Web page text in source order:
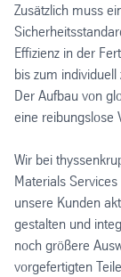
Zusätzlich muss
Effizienz in der
bis zum
Der Aufbau von
eine reibungslose
Wir bei
Materials
unsere Kunden
gestalten und
noch größere
vorgefertigten